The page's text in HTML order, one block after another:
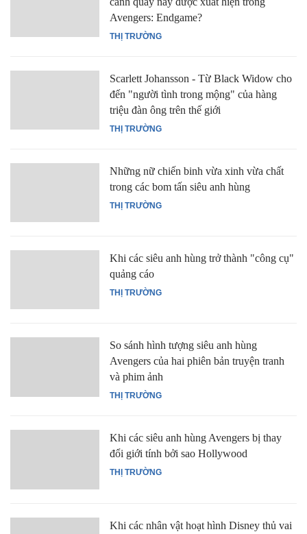
THỊ TRƯỜNG
Avengers: Endgame?
THỊ TRƯỜNG
Scarlett Johansson - Từ Black Widow cho
đến "người tình trong mộng" của hàng
triệu đàn ông trên thế giới
THỊ TRƯỜNG
Những nữ chiến binh vừa xinh vừa chất
trong các bom tấn siêu anh hùng
THỊ TRƯỜNG
Khi các siêu anh hùng trở thành "công cụ"
quảng cáo
THỊ TRƯỜNG
So sánh hình tượng siêu anh hùng
Avengers của hai phiên bản truyện tranh
và phim ảnh
THỊ TRƯỜNG
Khi các siêu anh hùng Avengers bị thay
đổi giới tính bởi sao Hollywood
Khi các nhân vật hoạt hình Disney thủ vai